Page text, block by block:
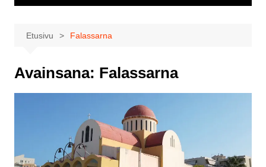
Etusivu Falassarna
Avainsana: Falassarna